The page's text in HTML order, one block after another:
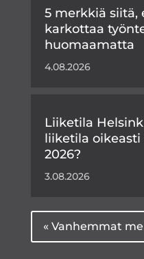
5 merkkiä
karkottaa
huomaamatta
4.08.2026
Liiketila
liiketila oikeasti
2026?
3.08.2026
« Vanhemmat